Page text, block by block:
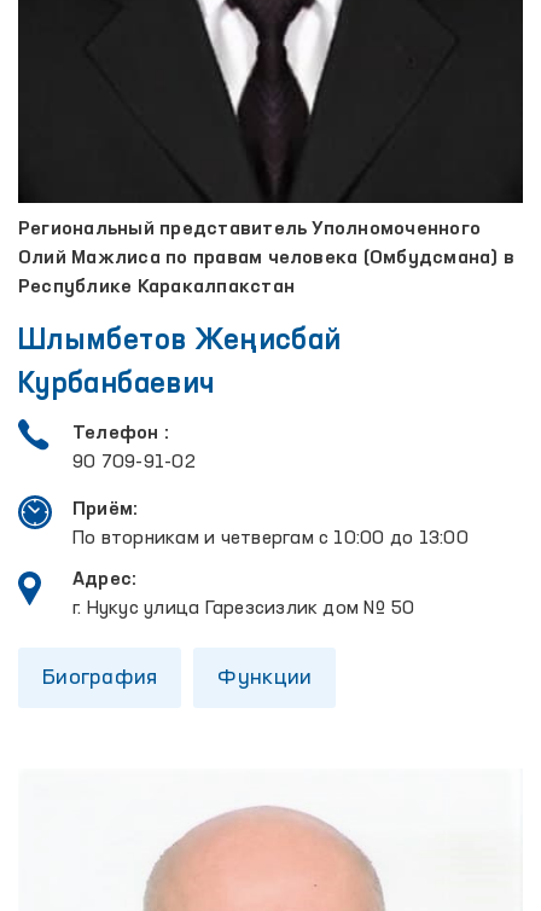
Региональный представитель Уполномоченного
Олий Мажлиса по правам человека (Омбудсмана) в
Республике Каракалпакстан
Шлымбетов Жеңисбай
Курбанбаевич
Телефон :
90 709-91-02
Приём:
По вторникам и четвергам с 10:00 до 13:00
Адрес:
г. Нукус улица Гарезсизлик дом № 50
Биография Функции